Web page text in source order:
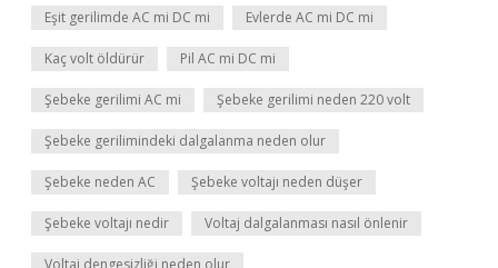
Eşit gerilimde AC mi DC mi Evlerde AC mi DC mi
Kaç volt öldürür Pil AC mi DC mi
Şebeke gerilimi AC mi Şebeke gerilimi neden 220 volt
Şebeke gerilimindeki dalgalanma neden olur
Şebeke neden AC Şebeke voltajı neden düşer
Şebeke voltajı nedir Voltaj dalgalanması nasıl önlenir
Voltaj dengesizliği neden olur